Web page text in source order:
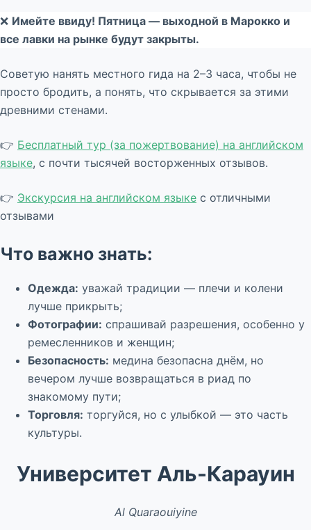
❌ Имейте ввиду! Пятница — выходной в Марокко и
все лавки на рынке будут закрыты.
Советую нанять местного гида на 2–3 часа, чтобы не
просто бродить, а понять, что скрывается за этими
древними стенами.
👉 Бесплатный тур (за пожертвование) на английском
языке, с почти тысячей восторженных отзывов.
👉 Экскурсия на английском языке с отличными
отзывами
Что важно знать:
Одежда: уважай традиции — плечи и колени
лучше прикрыть;
Фотографии: спрашивай разрешения, особенно у
ремесленников и женщин;
Безопасность: медина безопасна днём, но
вечером лучше возвращаться в риад по
знакомому пути;
Торговля: торгуйся, но с улыбкой — это часть
культуры.
Университет Аль-Карауин
Al Quaraouiyine